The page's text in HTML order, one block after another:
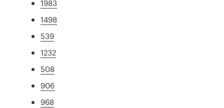
1983
1498
539
1232
508
906
968